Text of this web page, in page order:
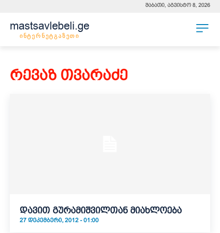
შაბათი, აგვისტო 8, 2026
mastsavlebeli.ge
ინტერნეტგაზეთი
რევაზ თვარაძე
დავით გურამიშვილთან მიახლოება
27 ᲓᲔᲙᲔᲛᲑᲔᲠᲘ, 2012 - 01:00